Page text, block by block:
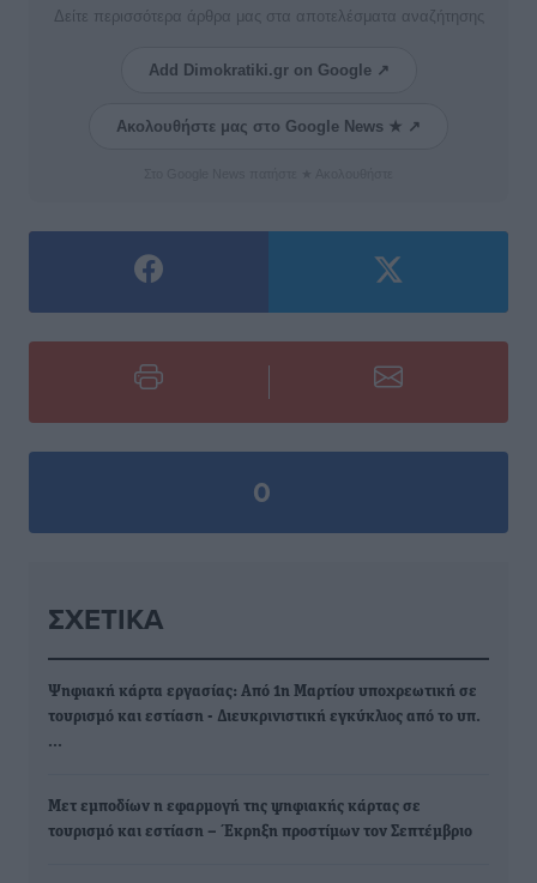
Δείτε περισσότερα άρθρα μας στα αποτελέσματα αναζήτησης
Add Dimokratiki.gr on Google ↗
Ακολουθήστε μας στο Google News ★ ↗
0
ΣΧΕΤΙΚΆ
Ψηφιακή κάρτα εργασίας: Από 1η Μαρτίου υποχρεωτική σε
τουρισμό και εστίαση - Διευκρινιστική εγκύκλιος από το υπ.
…
Μετ εμποδίων η εφαρμογή της ψηφιακής κάρτας σε
τουρισμό και εστίαση – Έκρηξη προστίμων τον Σεπτέμβριο